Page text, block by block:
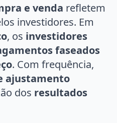
e venda refletem
investidores. Em
, os investidores
faseados
. Com frequência,
ajustamento
dos resultados